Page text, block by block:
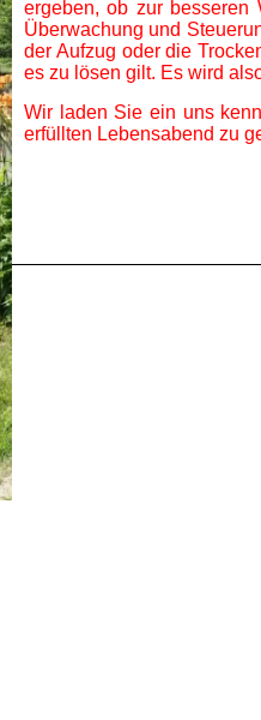
ergeben, ob zur besseren
Überwachung und
der Aufzug oder die
es zu lösen gilt. Es wird
Wir laden Sie ein uns
erfüllten Lebensabend